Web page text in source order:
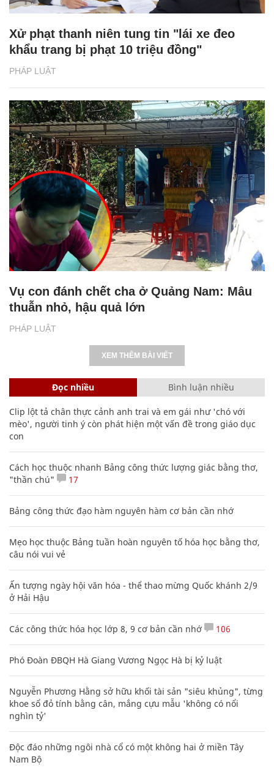
PHÁP LUẬT
Xử phạt thanh niên tung tin "lái xe đeo
khẩu trang bị phạt 10 triệu đồng"
PHÁP LUẬT
Vụ con đánh chết cha ở Quảng Nam: Mâu
thuẫn nhỏ, hậu quả lớn
XEM THÊM BÀI VIẾT
Đọc nhiều Bình luận nhiều
Clip lột tả chân thực cảnh anh trai và em gái như 'chó với
mèo', người tinh ý còn phát hiện một vấn đề trong giáo dục
con
Cách học thuộc nhanh Bảng công thức lượng giác bằng thơ,
"thần chú"
17
Bảng công thức đạo hàm nguyên hàm cơ bản cần nhớ
Mẹo học thuộc Bảng tuần hoàn nguyên tố hóa học bằng thơ,
câu nói vui vẻ
Ấn tượng ngày hội văn hóa - thể thao mừng Quốc khánh 2/9
ở Hải Hậu
Các công thức hóa học lớp 8, 9 cơ bản cần nhớ 106
Phó Đoàn ĐBQH Hà Giang Vương Ngọc Hà bị kỷ luật
Nguyễn Phương Hằng sở hữu khối tài sản "siêu khủng", từng
khoe sổ đỏ tính bằng cân, mắng cựu mẫu 'không có nổi
nghìn tỷ'
Độc đáo những ngôi nhà cổ có một không hai ở miền Tây
Nam Bộ